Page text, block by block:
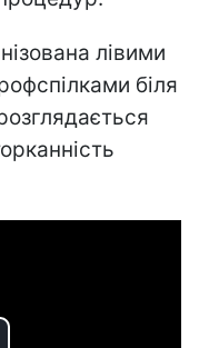
лівими
біля